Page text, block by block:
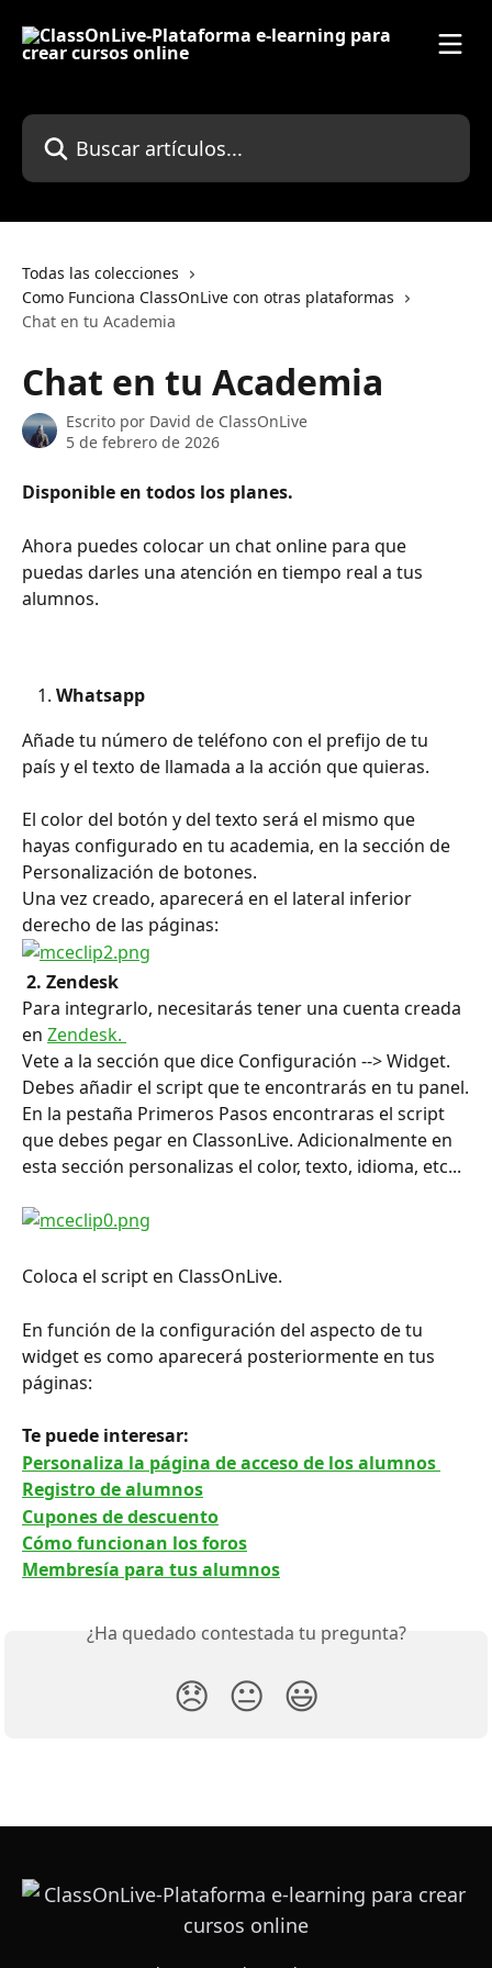
Buscar artículos...
Todas las colecciones
Como Funciona ClassOnLive con otras plataformas
Chat en tu Academia
Chat en tu Academia
Escrito por David de ClassOnLive
5 de febrero de 2026
Disponible en todos los planes.
Ahora puedes colocar un chat online para que
puedas darles una atención en tiempo real a tus
alumnos.
Whatsapp
Añade tu número de teléfono con el prefijo de tu
país y el texto de llamada a la acción que quieras.
El color del botón y del texto será el mismo que
hayas configurado en tu academia, en la sección de
Personalización de botones.
Una vez creado, aparecerá en el lateral inferior
derecho de las páginas:
2. Zendesk
Para integrarlo, necesitarás tener una cuenta creada
en Zendesk.
Vete a la sección que dice Configuración --> Widget.
Debes añadir el script que te encontrarás en tu panel.
En la pestaña Primeros Pasos encontraras el script
que debes pegar en ClassonLive. Adicionalmente en
esta sección personalizas el color, texto, idioma, etc...
Coloca el script en ClassOnLive.
En función de la configuración del aspecto de tu
widget es como aparecerá posteriormente en tus
páginas:
Te puede interesar:
Personaliza la página de acceso de los alumnos
Registro de alumnos
Cupones de descuento
Cómo funcionan los foros
Membresía para tus alumnos
¿Ha quedado contestada tu pregunta?
😞 😐 😃